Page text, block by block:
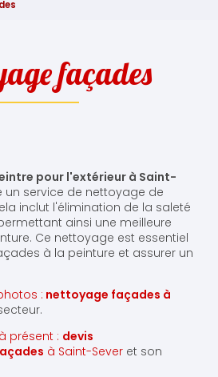
façades
pour l'extérieur à Saint-
un service de nettoyage de
inclut l'élimination de la saleté
ainsi une meilleure
Ce nettoyage est essentiel
à la peinture et assurer un
: nettoyage façades à
présent : devis
à Saint-Sever et son